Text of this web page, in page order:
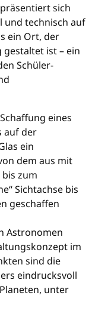
sich
und technisch auf
ein Ort, der
ist – ein
Schüler-
eines
auf der
ein
dem aus mit
zum
Sichtachse bis
geschaffen
Astronomen
im
sind die
eindrucksvoll
unter